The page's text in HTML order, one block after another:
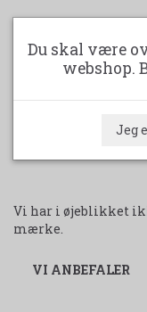
Vi har i øjeblikket
mærke.
VI ANBEFALER
Du skal være
webshop.
Jeg